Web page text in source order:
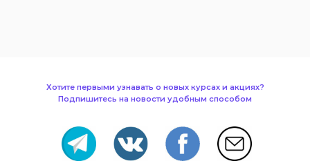
Хотите первыми узнавать о новых курсах и акциях?
Подпишитесь на новости удобным способом